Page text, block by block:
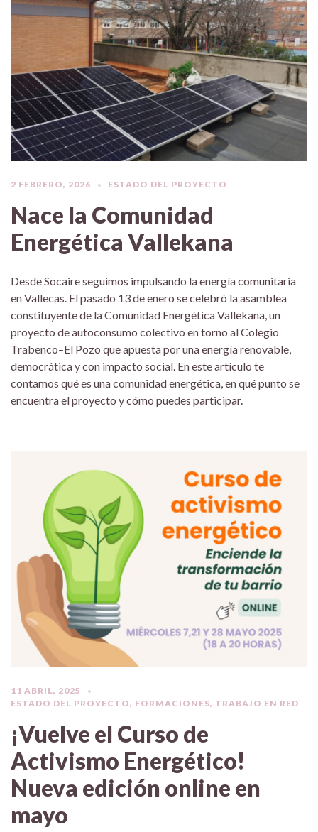
2 FEBRERO, 2026 ESTADO DEL PROYECTO
Nace la Comunidad
Energética Vallekana
Desde Socaire seguimos impulsando la energía comunitaria
en Vallecas. El pasado 13 de enero se celebró la asamblea
constituyente de la Comunidad Energética Vallekana, un
proyecto de autoconsumo colectivo en torno al Colegio
Trabenco–El Pozo que apuesta por una energía renovable,
democrática y con impacto social. En este artículo te
contamos qué es una comunidad energética, en qué punto se
encuentra el proyecto y cómo puedes participar.
11 ABRIL, 2025
ESTADO DEL PROYECTO, FORMACIONES, TRABAJO EN RED
¡Vuelve el Curso de
Activismo Energético!
Nueva edición online en
mayo